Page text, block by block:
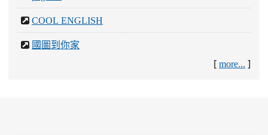
COOL ENGLISH
國圖到你家
[ more... ]